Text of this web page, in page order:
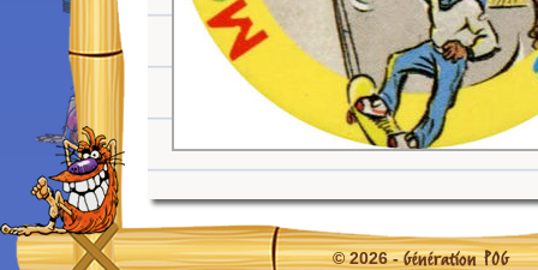
© 2026 -Génération POG